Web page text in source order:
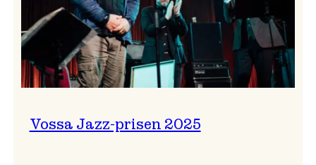
Vossa Jazz-prisen 2025